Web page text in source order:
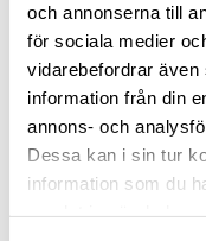
och annonserna till
för sociala medier
vidarebefordrar även
information från din
annons- och
Dessa kan i sin tur
information som du
För dig som är